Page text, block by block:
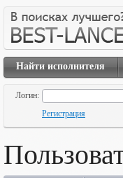
Найти исполнителя
Логин:
Регистрация